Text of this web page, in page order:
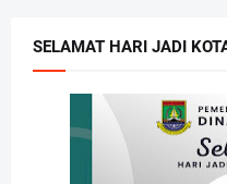
SELAMAT HARI JADI